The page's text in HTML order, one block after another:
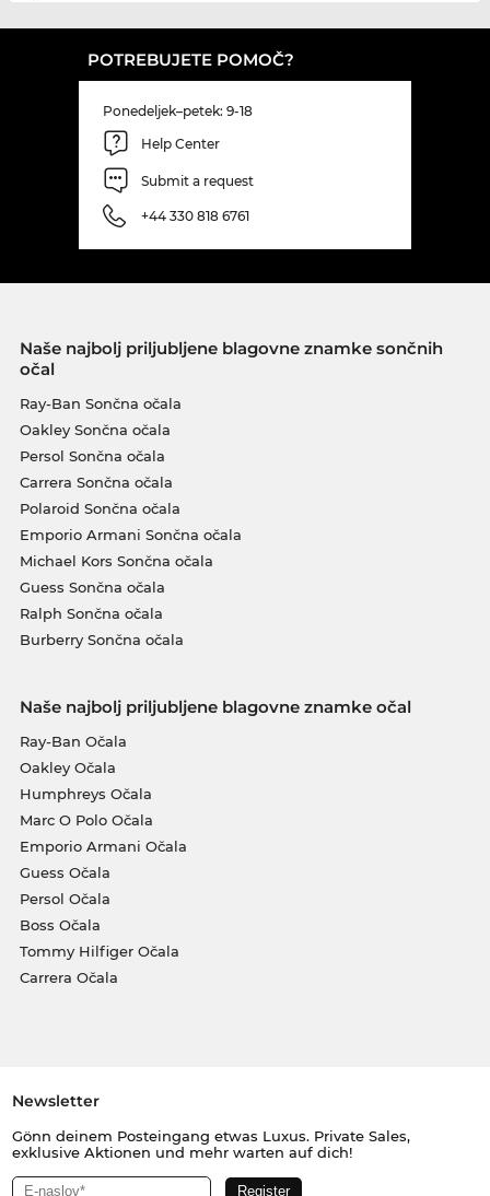
POTREBUJETE POMOČ?
Ponedeljek–petek: 9-18
Help Center
Submit a request
+44 330 818 6761
Naše najbolj priljubljene blagovne znamke sončnih
očal
Ray-Ban Sončna očala
Oakley Sončna očala
Persol Sončna očala
Carrera Sončna očala
Polaroid Sončna očala
Emporio Armani Sončna očala
Michael Kors Sončna očala
Guess Sončna očala
Ralph Sončna očala
Burberry Sončna očala
Naše najbolj priljubljene blagovne znamke očal
Ray-Ban Očala
Oakley Očala
Humphreys Očala
Marc O Polo Očala
Emporio Armani Očala
Guess Očala
Persol Očala
Boss Očala
Tommy Hilfiger Očala
Carrera Očala
Newsletter
Gönn deinem Posteingang etwas Luxus. Private Sales,
exklusive Aktionen und mehr warten auf dich!